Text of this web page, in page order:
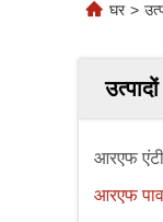
घर >
उत्पादों
आरएफ
आरएफ